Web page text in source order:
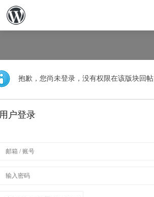
抱歉，您尚未登录，没有权限在该版块回帖
户登录